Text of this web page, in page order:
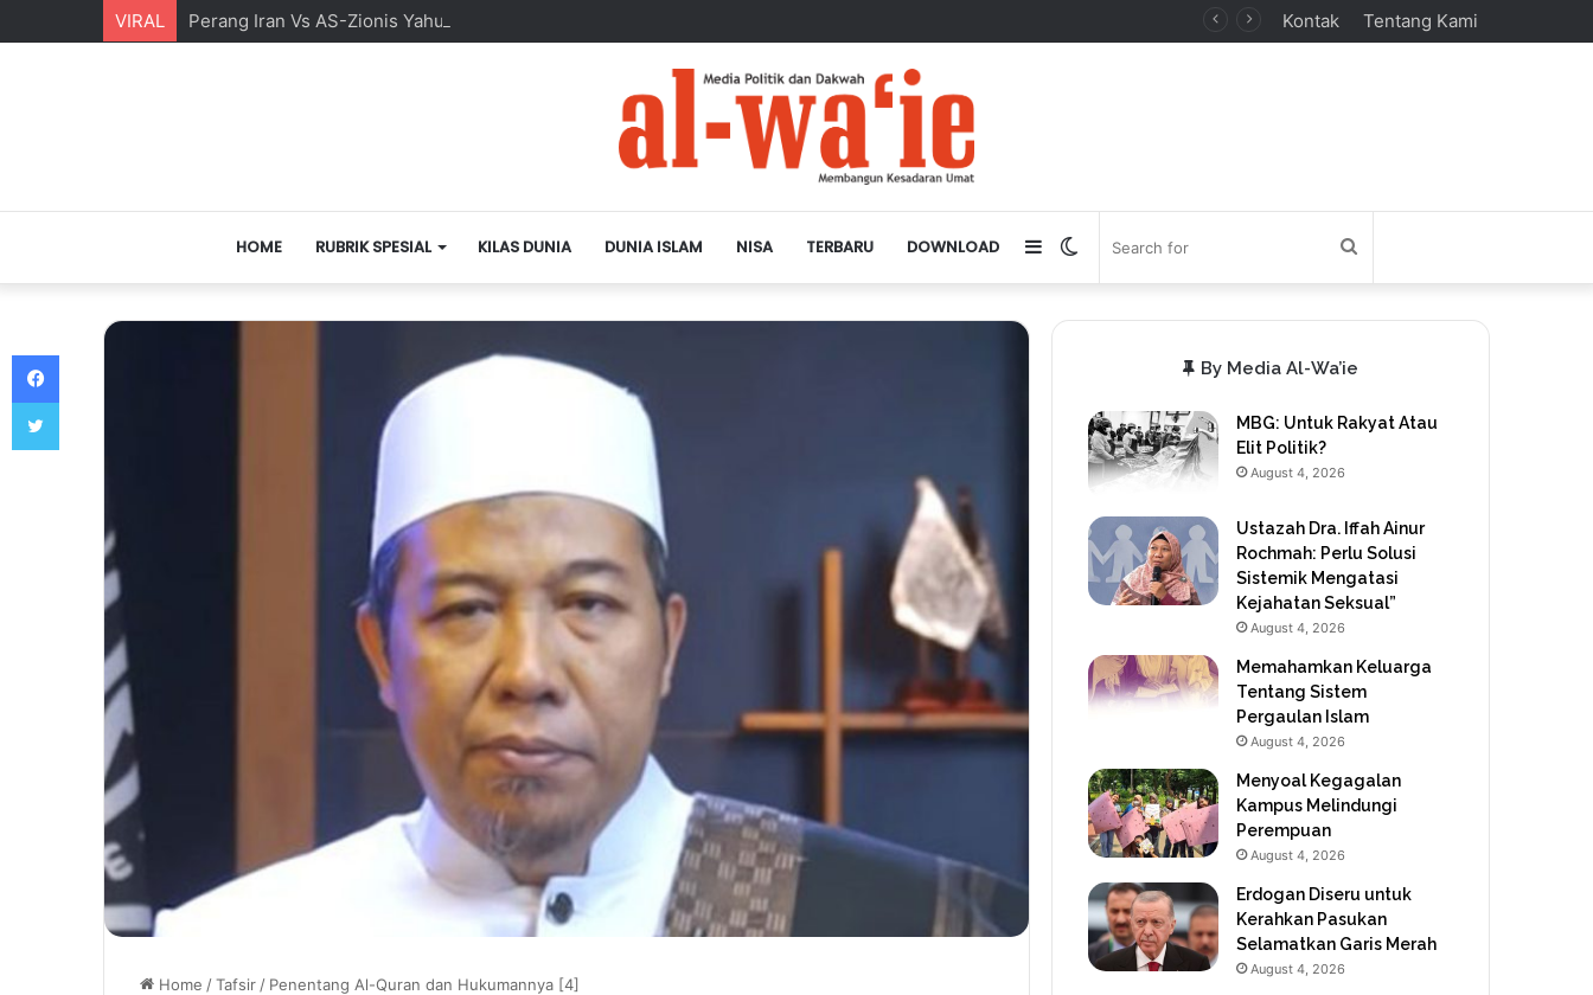
VIRAL Perang Iran Vs AS-Zionis Yahudi dan Masa Depan Dunia Islam Kontak Tentang Kami
HOME RUBRIK SPESIAL KILAS DUNIA DUNIA ISLAM NISA TERBARU DOWNLOAD
for
Switch
skin
Sidebar
Home /Tafsir / Penentang Al-Quran dan Hukumannya [4]
By Media Al-Wa’ie
MBG: Untuk Rakyat Atau
Elit Politik?
August 4, 2026
Ustazah Dra. Iffah Ainur
Rochmah: Perlu Solusi
Sistemik Mengatasi
Kejahatan Seksual”
August 4, 2026
Memahamkan Keluarga
Tentang Sistem
Pergaulan Islam
August 4, 2026
Menyoal Kegagalan
Kampus Melindungi
Perempuan
August 4, 2026
Erdogan Diseru untuk
Kerahkan Pasukan
Selamatkan Garis Merah
August 4, 2026